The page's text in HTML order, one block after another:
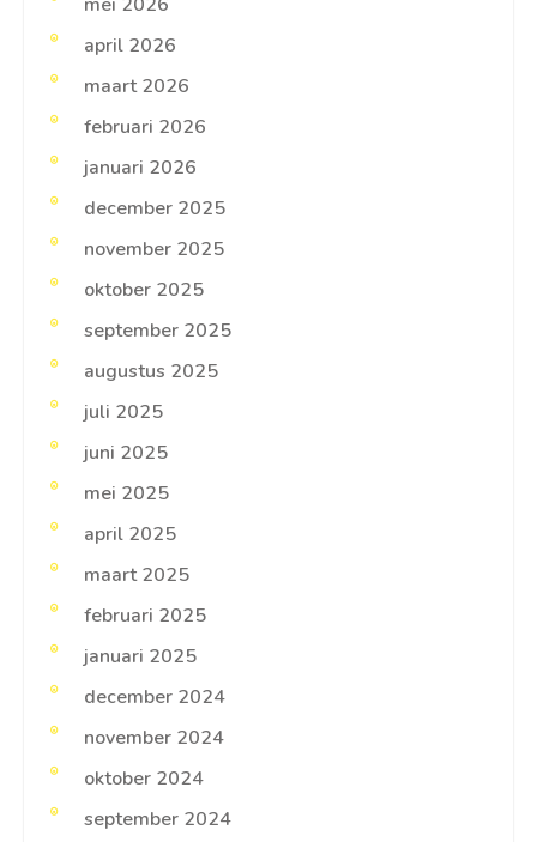
april 2026
maart 2026
februari 2026
januari 2026
december 2025
november 2025
oktober 2025
september 2025
augustus 2025
juli 2025
juni 2025
mei 2025
april 2025
maart 2025
februari 2025
januari 2025
december 2024
november 2024
oktober 2024
september 2024